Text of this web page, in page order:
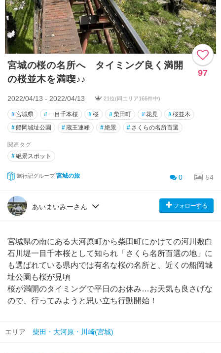
宮城の桜の名所へ タイミング良く満開
の桜並木を満喫♪♪
97
2022/04/13 - 2022/04/13 21位(同エリア166件中)
#宮城県 #一目千本桜 #桜 #柴田町 #花見 #桜並木
#船岡城址公園 #蔵王連峰 #絶景 # さくらの名所百選
関連タグ
#絶景スポット
旅行記グループ 宮城の旅 0 54
あいまいみーさん フォローする
宮城県の南にある大河原町から柴田町にかけての河川敷白
石川堤一目千本桜として知られ「さくら名所百選の地」に
も選ばれている県内では有名な桜の名所と、近くの船岡城
址公園も桜が見頃
桜が満開のタイミングで平日のお休み…お天気も良さげな
ので、行ってみようと思い立ち行動開始！
エリア 柴田・大河原・川崎(宮城)